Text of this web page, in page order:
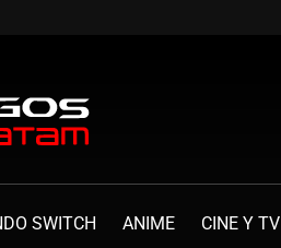
SWITCH ANIME CINE Y TV